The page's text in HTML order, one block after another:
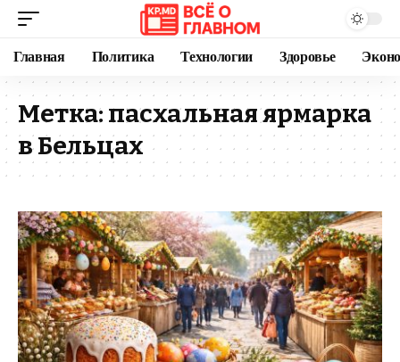
Главная Политика Технологии Здоровье
Метка: пасхальная ярмарка
в Бельцах